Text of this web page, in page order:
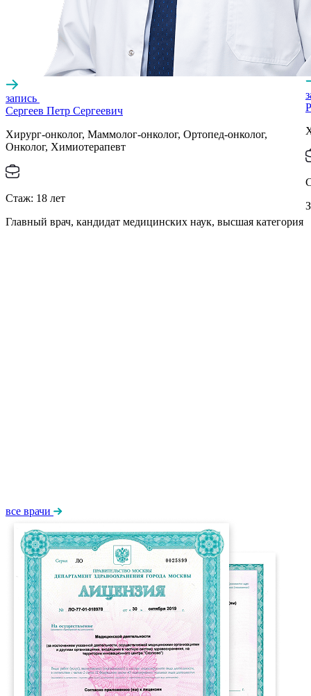
запись
Сергеев Петр Сергеевич
Хирург-онколог, Маммолог-онколог, Ортопед-онколог,
Онколог, Химиотерапевт
Стаж: 18 лет
Главный врач, кандидат медицинских наук, высшая категория
все врачи